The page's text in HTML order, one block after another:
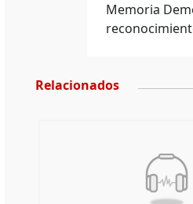
Memoria
Relacionados